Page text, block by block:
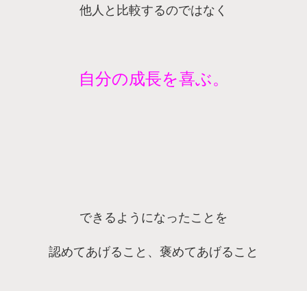
他人と比較するのではなく
自分の成長を喜ぶ。
できるようになったことを
認めてあげること、褒めてあげること